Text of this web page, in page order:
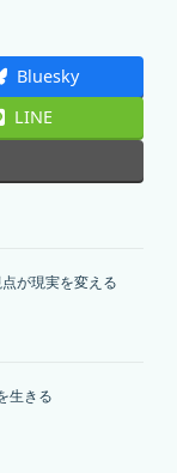
Bluesky
LINE
が現実を変える
生きる